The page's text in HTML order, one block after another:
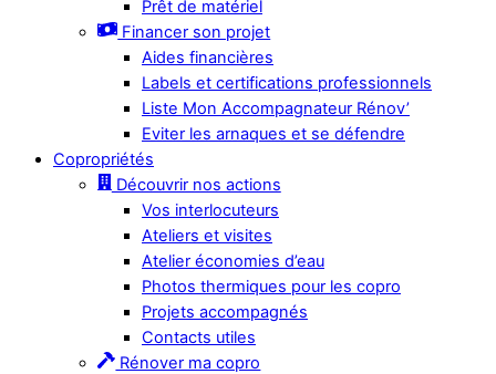
Prêt de matériel
Financer son projet
Aides financières
Labels et certifications professionnels
Liste Mon Accompagnateur Rénov’
Eviter les arnaques et se défendre
Copropriétés
Découvrir nos actions
Vos interlocuteurs
Ateliers et visites
Atelier économies d’eau
Photos thermiques pour les copro
Projets accompagnés
Contacts utiles
Rénover ma copro